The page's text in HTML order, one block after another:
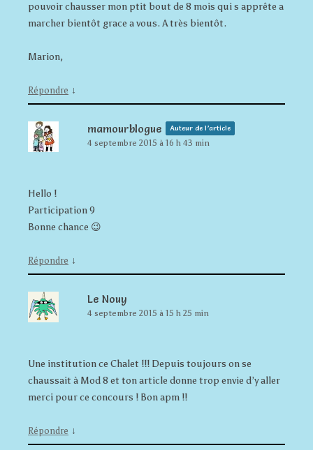
pouvoir chausser mon ptit bout de 8 mois qui s apprête a
marcher bientôt grace a vous. A très bientôt.
Marion,
Répondre ↓
mamourblogue Auteur de l’article
4 septembre 2015 à 16 h 43 min
Hello !
Participation 9
Bonne chance 😉
Répondre ↓
Le Nouy
4 septembre 2015 à 15 h 25 min
Une institution ce Chalet !!! Depuis toujours on se
chaussait à Mod 8 et ton article donne trop envie d’y aller
merci pour ce concours ! Bon apm !!
Répondre ↓